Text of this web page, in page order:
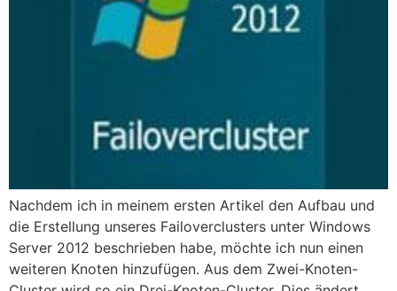
Nachdem ich in meinem ersten Artikel den Aufbau und
die Erstellung unseres Failoverclusters unter Windows
Server 2012 beschrieben habe, möchte ich nun einen
weiteren Knoten hinzufügen. Aus dem Zwei-Knoten-